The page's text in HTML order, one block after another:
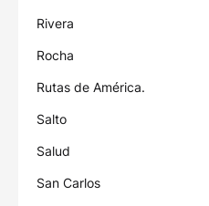
Rivera
Rocha
Rutas de América.
Salto
Salud
San Carlos